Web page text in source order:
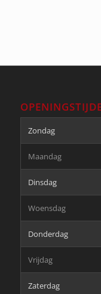
Zondag
Maandag
Dinsdag
Woensdag
Donderdag
Vrijdag
Zaterdag